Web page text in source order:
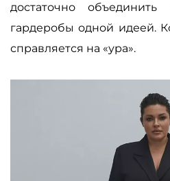
достаточно
гардеробы одной идеей.
справляется на «ура».